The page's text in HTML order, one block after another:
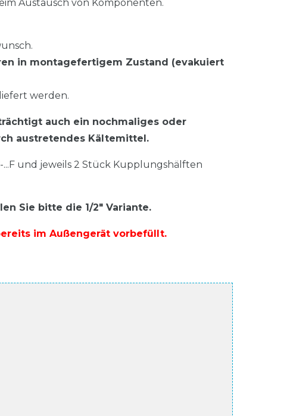
Austausch von Komponenten.
in montagefertigem Zustand (evakuiert
werden.
auch ein nochmaliges oder
austretendes Kältemittel.
und jeweils 2 Stück Kupplungshälften
Sie bitte die 1/2" Variante.
im Außengerät vorbefüllt.